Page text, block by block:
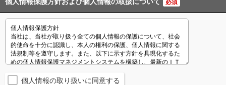
必須
個人情報の取り扱いに同意する